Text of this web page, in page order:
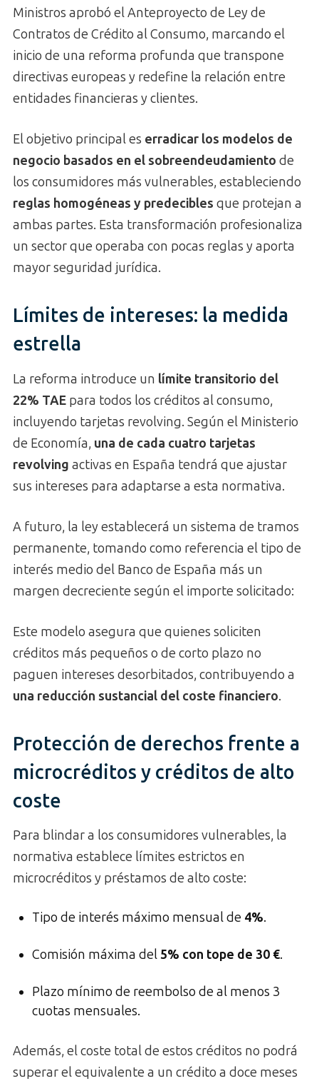
Ministros aprobó el Anteproyecto de Ley de
Contratos de Crédito al Consumo, marcando el
inicio de una reforma profunda que transpone
directivas europeas y redefine la relación entre
entidades financieras y clientes.
El objetivo principal es erradicar los modelos de
negocio basados en el sobreendeudamiento de
los consumidores más vulnerables, estableciendo
reglas homogéneas y predecibles que protejan a
ambas partes. Esta transformación profesionaliza
un sector que operaba con pocas reglas y aporta
mayor seguridad jurídica.
Límites de intereses: la medida
estrella
La reforma introduce un límite transitorio del
22% TAE para todos los créditos al consumo,
incluyendo tarjetas revolving. Según el Ministerio
de Economía, una de cada cuatro tarjetas
revolving activas en España tendrá que ajustar
sus intereses para adaptarse a esta normativa.
A futuro, la ley establecerá un sistema de tramos
permanente, tomando como referencia el tipo de
interés medio del Banco de España más un
margen decreciente según el importe solicitado:
Este modelo asegura que quienes soliciten
créditos más pequeños o de corto plazo no
paguen intereses desorbitados, contribuyendo a
una reducción sustancial del coste financiero.
Protección de derechos frente a
microcréditos y créditos de alto
coste
Para blindar a los consumidores vulnerables, la
normativa establece límites estrictos en
microcréditos y préstamos de alto coste:
Tipo de interés máximo mensual de 4%.
Comisión máxima del 5% con tope de 30 €.
Plazo mínimo de reembolso de al menos 3
cuotas mensuales.
Además, el coste total de estos créditos no podrá
superar el equivalente a un crédito a doce meses